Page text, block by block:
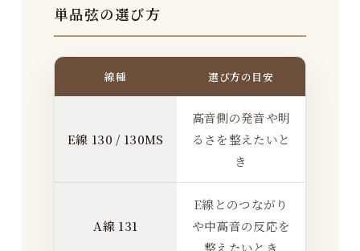
単品弦の選び方
線種 選び方の目安
E線 130 / 130MS
高音側の発音や明
るさを整えたいと
き
A線 131
E線とのつながり
や中高音の反応を
整えたいとき